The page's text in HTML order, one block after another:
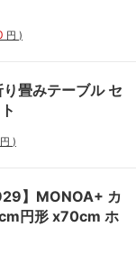
円 )
畳みテーブル セ
円 )
】MONOA+ カ
円形 x70cm ホ